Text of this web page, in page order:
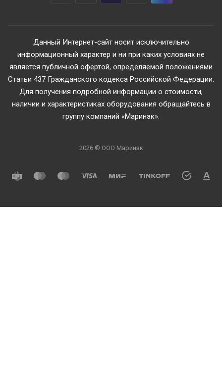
Данный Интернет-сайт носит исключительно
информационный характер и ни при каких условиях не
является публичной офертой, определяемой положениями
Статьи 437 Гражданского кодекса Российской Федерации.
Для получения подробной информации о стоимости,
наличии и характеристиках оборудования обращайтесь в
группу компаний «Маринэк».
2026 © ООО Маринэк